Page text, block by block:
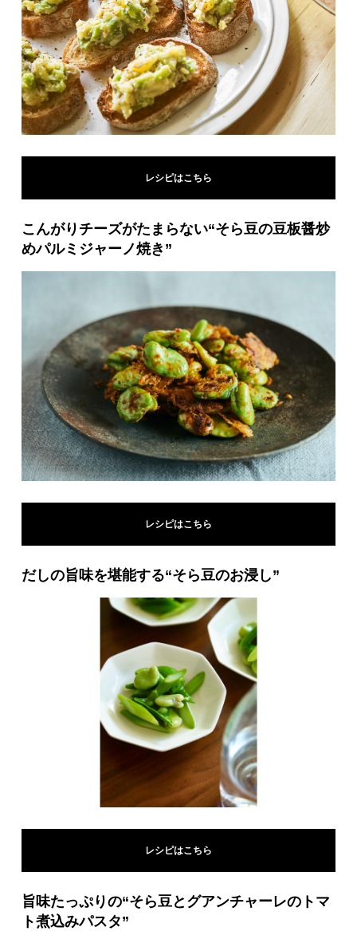
レシピはこちら
こんがりチーズがたまらない“そら豆の豆板醤炒
めパルミジャーノ焼き”
レシピはこちら
だしの旨味を堪能する“そら豆のお浸し”
レシピはこちら
旨味たっぷりの“そら豆とグアンチャーレのトマ
ト煮込みパスタ”